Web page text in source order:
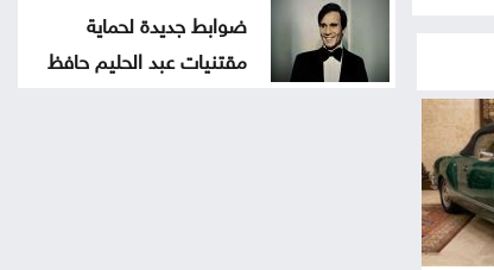
ضوابط جديدة لحماية
مقتنيات عبد الحليم حافظ